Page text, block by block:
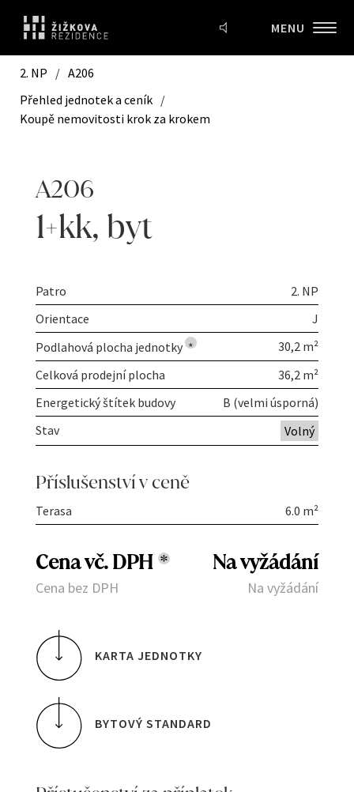
MENU
2. NP / A206
Přehled jednotek a ceník /
Koupě nemovitosti krok za krokem
A206
1+kk, byt
Patro
2. NP
Orientace
J
Podlahová plocha jednotky *
30,2 m²
Celková prodejní plocha
36,2 m²
Energetický štítek budovy
B (velmi úsporná)
Stav
Volný
Příslušenství v ceně
Terasa 6.0 m²
Cena vč. DPH * Na vyžádání
Cena bez DPH Na vyžádání
KARTA JEDNOTKY
BYTOVÝ STANDARD